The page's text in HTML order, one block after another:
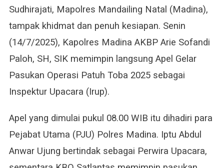
2025
Apel
Pasukan,
Penegakan
Humanis
Sudhirajati, Mapolres Mandailing Natal (Madina),
tampak khidmat dan penuh kesiapan. Senin
(14/7/2025), Kapolres Madina AKBP Arie Sofandi
Paloh, SH, SIK memimpin langsung Apel Gelar
Pasukan Operasi Patuh Toba 2025 sebagai
Inspektur Upacara (Irup).
Apel yang dimulai pukul 08.00 WIB itu dihadiri para
Pejabat Utama (PJU) Polres Madina. Iptu Abdul
Anwar Ujung bertindak sebagai Perwira Upacara,